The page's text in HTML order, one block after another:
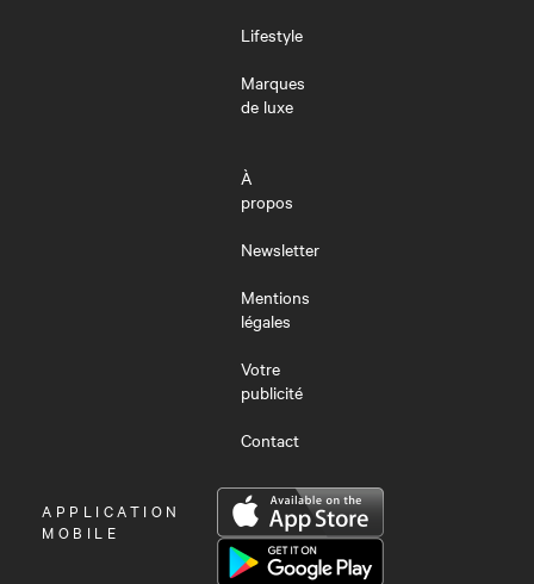
Lifestyle
Marques
de luxe
À
propos
Newsletter
Mentions
légales
Votre
publicité
Contact
OUVRIR
LE
APPLICATION
MOBILE